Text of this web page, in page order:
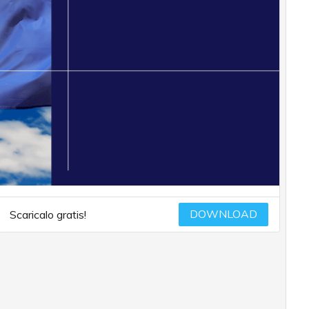
Scaricalo gratis! DOWNLOAD